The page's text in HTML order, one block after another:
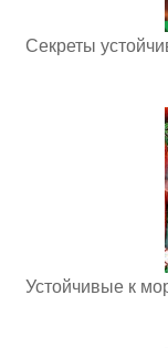
Секреты
Устойчивые к